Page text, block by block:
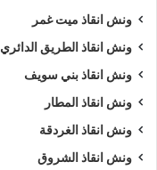
ونش انقاذ ميت غمر
ونش انقاذ الطريق الدائري
ونش انقاذ بني سويف
ونش انقاذ المطار
ونش انقاذ الغردقة
ونش انقاذ الشروق